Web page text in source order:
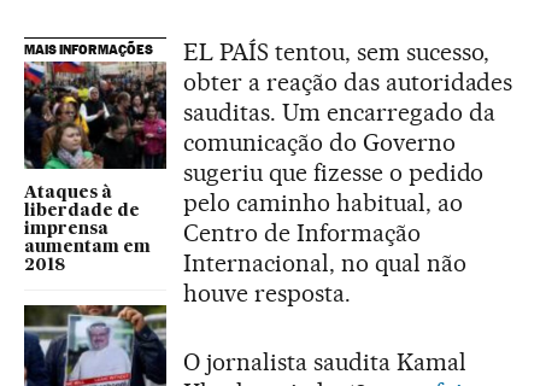
MAIS INFORMAÇÕES
Ataques à
liberdade de
imprensa
aumentam em
2018
EL PAÍS tentou, sem sucesso,
obter a reação das autoridades
sauditas. Um encarregado da
comunicação do Governo
sugeriu que fizesse o pedido
pelo caminho habitual, ao
Centro de Informação
Internacional, no qual não
houve resposta.
O jornalista saudita Kamal